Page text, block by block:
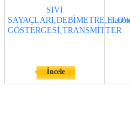
SIVI
GÖSTERGESİ,TRANSMİTTER
İncele